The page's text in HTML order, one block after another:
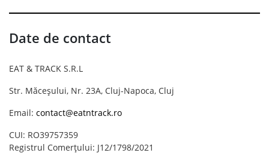
Date de contact
EAT & TRACK S.R.L
Str. Măceșului, Nr. 23A, Cluj-Napoca, Cluj
Email: contact@eatntrack.ro
CUI: RO39757359
Registrul Comerțului: J12/1798/2021